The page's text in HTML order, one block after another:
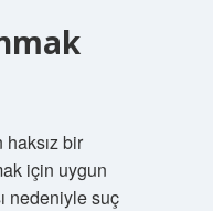
bir
için uygun
nedeniyle suç